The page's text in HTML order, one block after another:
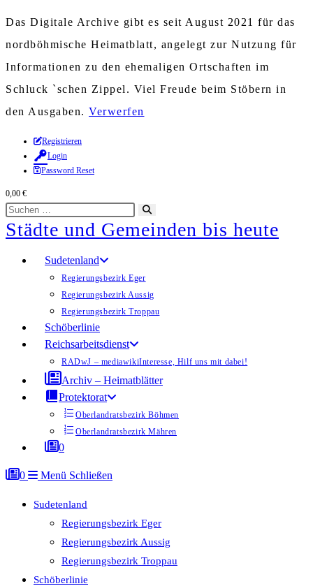
Das Digitale Archive gibt es seit August 2021 für das
nordböhmische Heimatblatt, angelegt zur Nutzung für
Informationen zu den ehemaligen Ortschaften im
Schluck `schen Zippel. Viel Freude beim Stöbern in
den Ausgaben. Verwerfen
Zum
Inhalt
springen
Registrieren
Login
Password Reset
0,00 €
Diese
Website
durchsuchen
starten
Städte und Gemeinden bis heute
Sudetenland
Regierungsbezirk Eger
Regierungsbezirk Aussig
Regierungsbezirk Troppau
Schöberlinie
Reichsarbeitsdienst
RADwJ – mediawikiInteresse, Hilf uns mit dabei!
Archiv – Heimatblätter
Protektorat
Oberlandratsbezirk Böhmen
Oberlandratsbezirk Mähren
0
0 Menü Schließen
Sudetenland
Regierungsbezirk Eger
Regierungsbezirk Aussig
Regierungsbezirk Troppau
Schöberlinie